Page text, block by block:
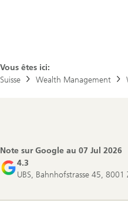
Vous êtes ici:
Suisse
Wealth Management
Note sur Google au 07 Jul 2026
4.3
UBS, Bahnhofstrasse 45, 8001